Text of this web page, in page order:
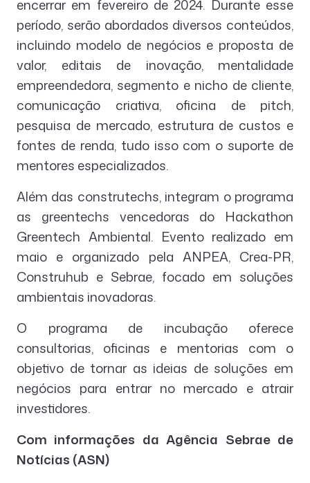
encerrar em fevereiro de 2024. Durante esse
período, serão abordados diversos conteúdos,
incluindo modelo de negócios e proposta de
valor, editais de inovação, mentalidade
empreendedora, segmento e nicho de cliente,
comunicação criativa, oficina de pitch,
pesquisa de mercado, estrutura de custos e
fontes de renda, tudo isso com o suporte de
mentores especializados.
Além das construtechs, integram o programa
as greentechs vencedoras do Hackathon
Greentech Ambiental. Evento realizado em
maio e organizado pela ANPEA, Crea-PR,
Construhub e Sebrae, focado em soluções
ambientais inovadoras.
O programa de incubação oferece
consultorias, oficinas e mentorias com o
objetivo de tornar as ideias de soluções em
negócios para entrar no mercado e atrair
investidores.
Com informações da Agência Sebrae de
Notícias (ASN)